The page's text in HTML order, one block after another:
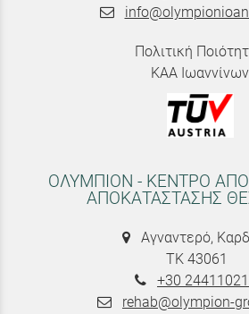
Πολιτική
ΚΑΑ Ιωαννίνων
ΟΛΥΜΠΙΟΝ - ΚΕΝΤΡΟ
ΑΠΟΚΑΤΑΣΤΑΣΗΣ
Αγναντερό,
ΤΚ 43061
+30
rehab@olympion-